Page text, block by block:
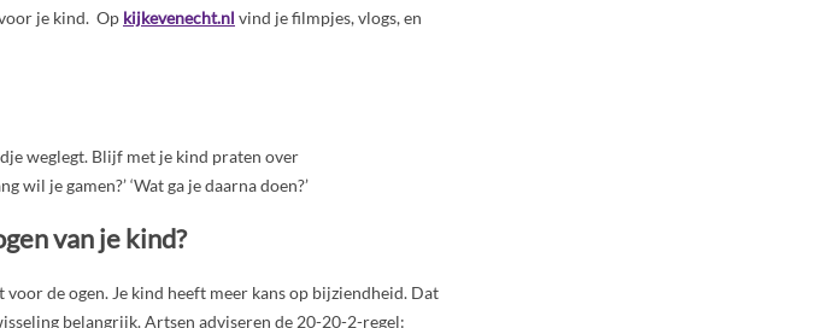
je kind. Op kijkevenecht.nl vind je filmpjes, vlogs, en
weglegt. Blijf met je kind praten over
wil je gamen?’ ‘Wat ga je daarna doen?’
van je kind?
voor de ogen. Je kind heeft meer kans op bijziendheid. Dat
belangrijk. Artsen adviseren de 20-20-2-regel: